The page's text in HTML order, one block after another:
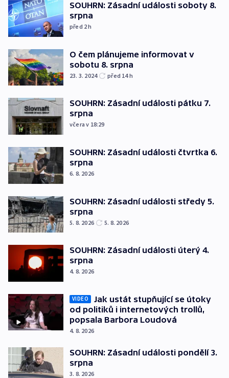
SOUHRN: Zásadní události soboty 8.
srpna
před 2h
O čem plánujeme informovat v
sobotu 8. srpna
23. 3. 2024 před 14h
SOUHRN: Zásadní události pátku 7.
srpna
včera v 18:29
SOUHRN: Zásadní události čtvrtka 6.
srpna
6. 8. 2026
SOUHRN: Zásadní události středy 5.
srpna
5. 8. 2026 5. 8. 2026
SOUHRN: Zásadní události úterý 4.
srpna
4. 8. 2026
VIDEO
Jak ustát stupňující se útoky
od politiků i internetových trollů,
popsala Barbora Loudová
4. 8. 2026
SOUHRN: Zásadní události pondělí 3.
srpna
3. 8. 2026